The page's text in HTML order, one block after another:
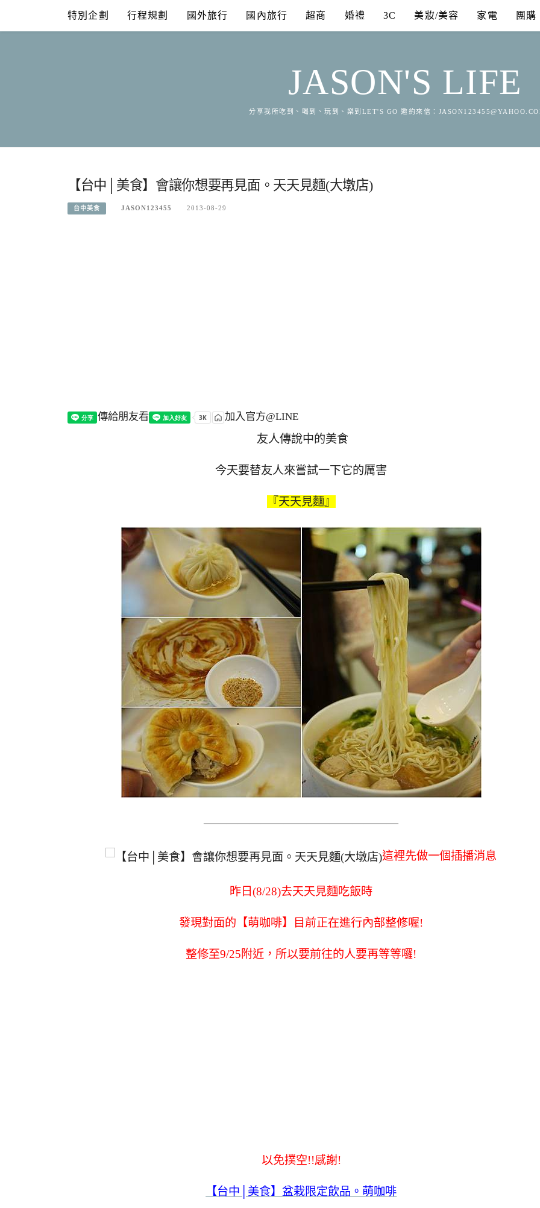
content
特別企劃 行程規劃 國外旅行 國內旅行 超商 婚禮 3C 美妝/美容 家電 團購
JASON'S LIFE
分享我所吃到、喝到、玩到、樂到LET'S GO 邀約來信：
【台中│美食】會讓你想要再見面。天天見麵(大墩店)
台中美食 JASON123455 2013-08-29
傳給朋友看 加入官方@LINE
友人傳說中的美食
今天要替友人來嘗試一下它的厲害
『天天見麵』
—————————————————
這裡先做一個插播消息
昨日(8/28)去天天見麵吃飯時
發現對面的【萌咖啡】目前正在進行內部整修喔!
整修至9/25附近，所以要前往的人要再等等囉!
以免撲空!!感謝!
【台中│美食】盆栽限定飲品。萌咖啡